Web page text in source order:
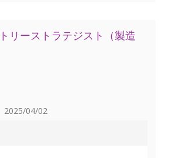
リーストラテジスト（製造
2025/04/02